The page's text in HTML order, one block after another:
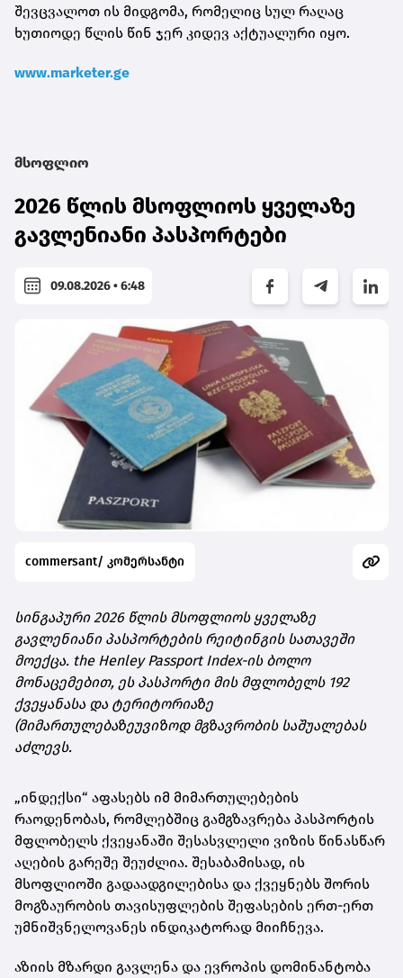
შევცვალოთ ის მიდგომა, რომელიც სულ რაღაც
ხუთიოდე წლის წინ ჯერ კიდევ აქტუალური იყო.
www.marketer.ge
მსოფლიო
2026 წლის მსოფლიოს ყველაზე
გავლენიანი პასპორტები
09.08.2026 • 6:48
commersant/ კომერსანტი
სინგაპური 2026 წლის მსოფლიოს ყველაზე
გავლენიანი პასპორტების რეიტინგის სათავეში
მოექცა. the Henley Passport Index-ის ბოლო
მონაცემებით, ეს პასპორტი მის მფლობელს 192
ქვეყანასა და ტერიტორიაზე
(მიმართულებაზეუვიზოდ მგზავრობის საშუალებას
აძლევს.
„ინდექსი“ აფასებს იმ მიმართულებების
რაოდენობას, რომლებშიც გამგზავრება პასპორტის
მფლობელს ქვეყანაში შესასვლელი ვიზის წინასწარ
აღების გარეშე შეუძლია. შესაბამისად, ის
მსოფლიოში გადაადგილებისა და ქვეყნებს შორის
მოგზაურობის თავისუფლების შეფასების ერთ-ერთ
უმნიშვნელოვანეს ინდიკატორად მიიჩნევა.
აზიის მზარდი გავლენა და ევროპის დომინანტობა